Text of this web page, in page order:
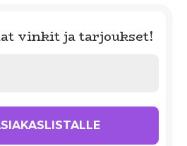
vinkit ja tarjoukset!